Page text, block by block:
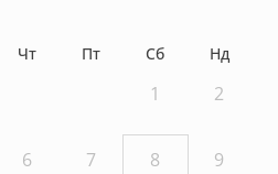
Чт Пт Сб Нд
1 2
6 7 8 9